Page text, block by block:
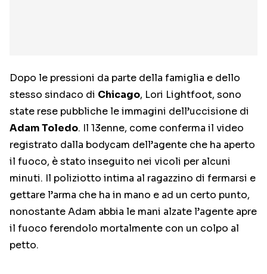
Dopo le pressioni da parte della famiglia e dello
stesso sindaco di Chicago, Lori Lightfoot, sono
state rese pubbliche le immagini dell’uccisione di
Adam Toledo. Il 13enne, come conferma il video
registrato dalla bodycam dell’agente che ha aperto
il fuoco, è stato inseguito nei vicoli per alcuni
minuti. Il poliziotto intima al ragazzino di fermarsi e
gettare l’arma che ha in mano e ad un certo punto,
nonostante Adam abbia le mani alzate l’agente apre
il fuoco ferendolo mortalmente con un colpo al
petto.